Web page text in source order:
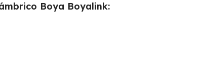
Boya Boyalink: